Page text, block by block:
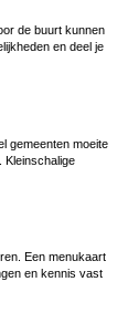
de buurt kunnen
en deel je
gemeenten moeite
Kleinschalige
Een menukaart
en kennis vast